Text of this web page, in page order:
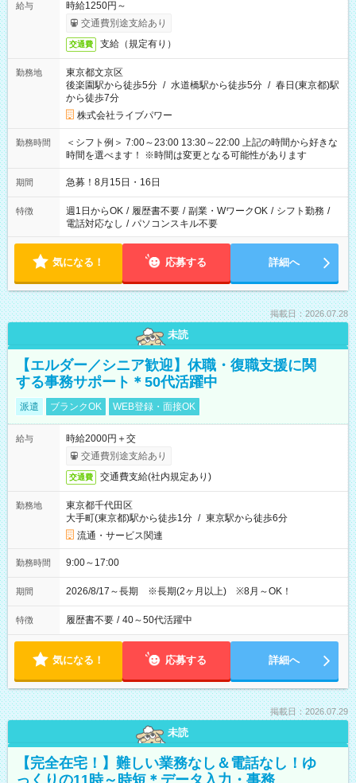
給与
時給1250円～
交通費別途支給あり
交通費 支給（規定有り）
勤務地
東京都文京区
後楽園駅から徒歩5分 / 水道橋駅から徒歩5分 / 春日(東京都)駅
から徒歩7分
株式会社ライブパワー
勤務時間
＜シフト例＞ 7:00～23:00 13:30～22:00 上記の時間から好きな
時間を選べます！ ※時間は変更となる可能性があります
期間 急募！8月15日・16日
特徴 週1日からOK / 履歴書不要 / 副業・WワークOK / シフト勤務 /
電話対応なし / パソコンスキル不要
気になる！ 応募する 詳細へ
掲載日：2026.07.28
未読
【エルダー／シニア歓迎】休職・復職支援に関
する事務サポート＊50代活躍中
派遣 ブランクOK WEB登録・面接OK
給与
時給2000円＋交
交通費別途支給あり
交通費 交通費支給(社内規定あり)
勤務地
東京都千代田区
大手町(東京都)駅から徒歩1分 / 東京駅から徒歩6分
流通・サービス関連
勤務時間 9:00～17:00
期間 2026/8/17～長期 ※長期(2ヶ月以上) ※8月～OK！
特徴 履歴書不要 / 40～50代活躍中
気になる！ 応募する 詳細へ
掲載日：2026.07.29
未読
【完全在宅！】難しい業務なし＆電話なし！ゆ
っくりの11時～時短＊データ入力・事務